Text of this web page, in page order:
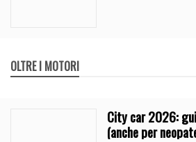
OLTRE I MOTORI
City car 2026:
(anche per